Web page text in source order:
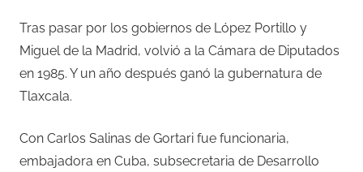
Tras pasar por los gobiernos de López Portillo y
Miguel de la Madrid, volvió a la Cámara de Diputados
en 1985. Y un año después ganó la gubernatura de
Tlaxcala.
Con Carlos Salinas de Gortari fue funcionaria,
embajadora en Cuba, subsecretaria de Desarrollo